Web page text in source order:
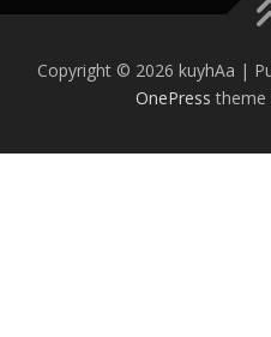
Copyright © 2026 kuyhAa |
OnePress theme